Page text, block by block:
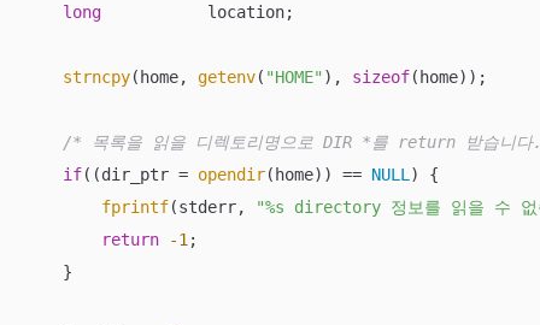
long
           location;
strncpy(home, getenv( "HOME" ), sizeof(home));
/* 목록을 읽을 디렉토리명으로 DIR *를 return 받습니
if((dir_ptr = opendir(home)) == NULL ) {
fprintf(stderr,
"%s directory 정보를 읽을 수
return
-1 ;
    }